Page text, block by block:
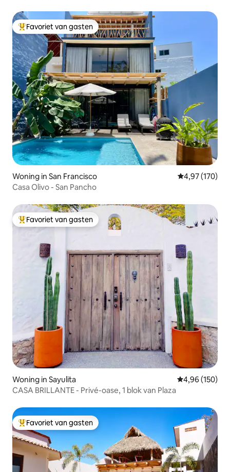
Topfavoriet van gasten
Favoriet van gasten
Woning in San Francisco Gemiddelde
4,97 (170)
Casa Olivo - San Pancho
Topfavoriet van gasten
Favoriet van gasten
Woning in Sayulita Gemiddelde
4,96 (150)
CASA BRILLANTE - Privé-oase, 1 blok van Plaza
Topfavoriet van gasten
Favoriet van gasten